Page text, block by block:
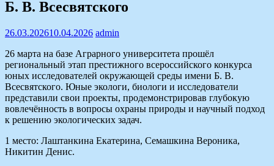
Б. В. Всесвятского
26.03.202610.04.2026 admin
26 марта на базе Аграрного университета прошёл
региональный этап престижного всероссийского конкурса
юных исследователей окружающей среды имени Б. В.
Всесвятского. Юные экологи, биологи и исследователи
представили свои проекты, продемонстрировав глубокую
вовлечённость в вопросы охраны природы и научный подход
к решению экологических задач.
1 место: Лаштанкина Екатерина, Семашкина Вероника,
Никитин Денис.